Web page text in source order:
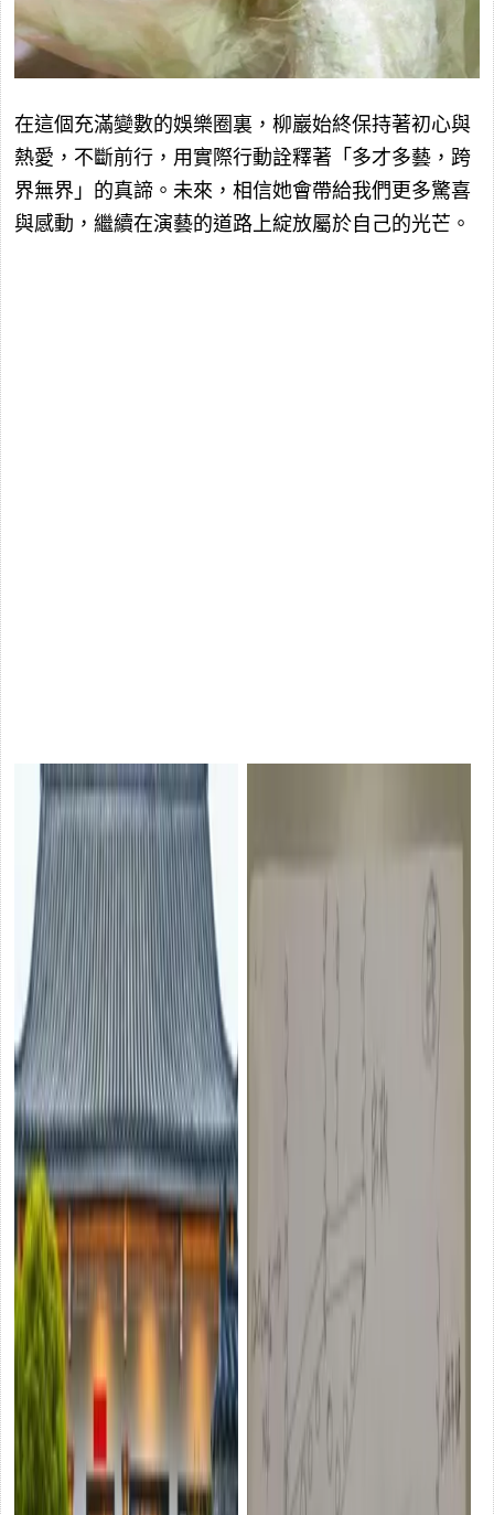
在這個充滿變數的娛樂圈裏，柳巖始終保持著初心與
熱愛，不斷前行，用實際行動詮釋著「多才多藝，跨
界無界」的真諦。未來，相信她會帶給我們更多驚喜
與感動，繼續在演藝的道路上綻放屬於自己的光芒。